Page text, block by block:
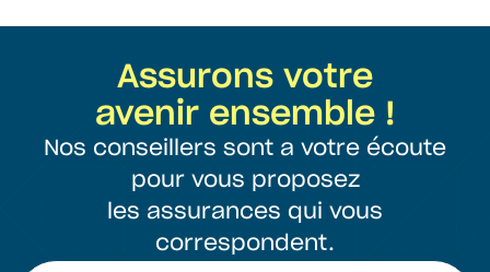
Assurons votre
avenir ensemble !
Nos conseillers sont a votre écoute
pour vous proposez
les assurances qui vous
correspondent.